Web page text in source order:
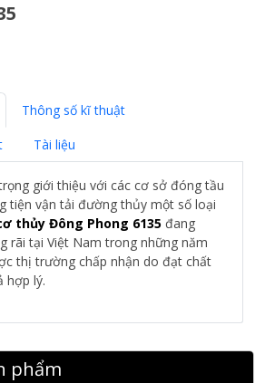
phẩm
Thông số kĩ thuật
Tài liệu
giới thiệu với các cơ sở đóng tầu
tiện vận tải đường thủy một số loại
thủy Đông Phong 6135 đang
rãi tại Việt Nam trong những năm
thị trường chấp nhận do đạt chất
hợp lý.